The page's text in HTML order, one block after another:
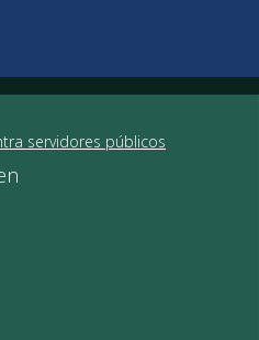
servidores públicos